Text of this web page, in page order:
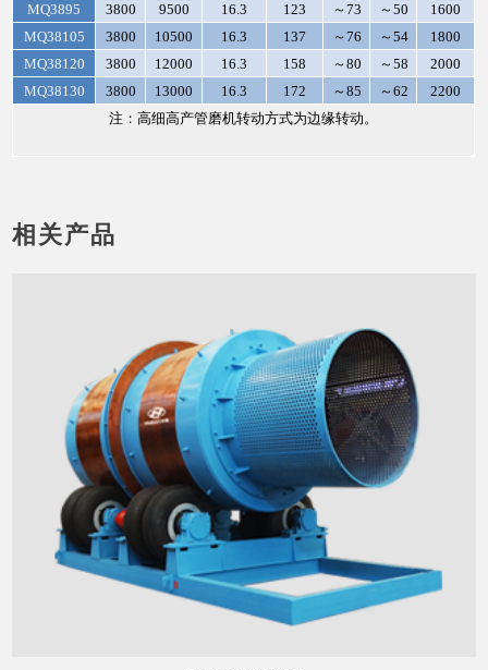
MQ3895
3800 9500 16.3 123 ～73 ～50
1600
MQ38105
3800 10500 16.3 137 ～76 ～54
1800
MQ38120
3800 12000 16.3 158 ～80 ～58
2000
MQ38130
3800 13000 16.3 172 ～85 ～62
2200
注：高细高产管磨机转动方式为边缘转动。
相关产品